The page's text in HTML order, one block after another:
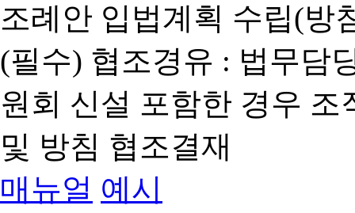
조례안 입법계획 수립(방
(필수) 협조경유 : 법무담
원회 신설 포함한 경우
및 방침 협조결재
매뉴얼 예시